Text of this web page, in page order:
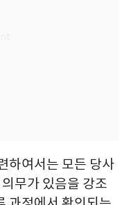
하여서는 모든 당사
무가 있음을 강조